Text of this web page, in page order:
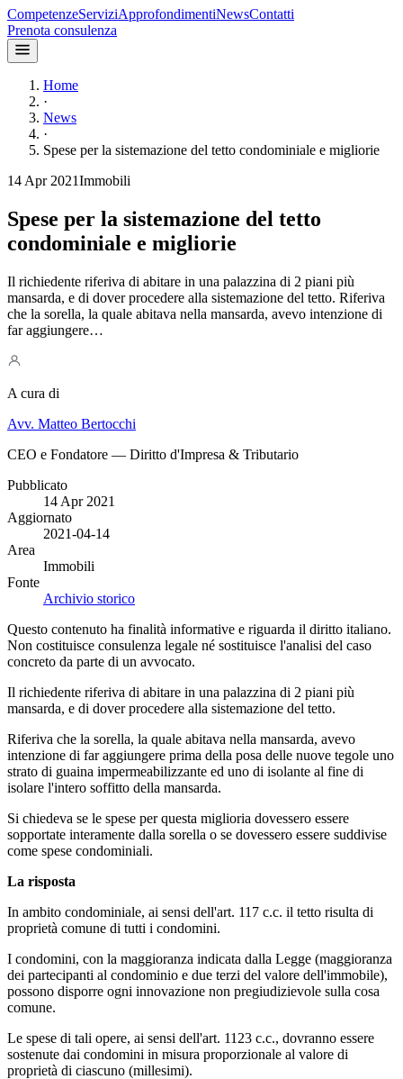
CompetenzeServiziApprofondimentiNewsContatti
Prenota consulenza
Home
·
News
·
Spese per la sistemazione del tetto condominiale e migliorie
14 Apr 2021Immobili
Spese per la sistemazione del tetto
condominiale e migliorie
Il richiedente riferiva di abitare in una palazzina di 2 piani più
mansarda, e di dover procedere alla sistemazione del tetto. Riferiva
che la sorella, la quale abitava nella mansarda, avevo intenzione di
far aggiungere…
A cura di
Avv. Matteo Bertocchi
CEO e Fondatore — Diritto d'Impresa & Tributario
Pubblicato
14 Apr 2021
Aggiornato
2021-04-14
Area
Immobili
Fonte
Archivio storico
Questo contenuto ha finalità informative e riguarda il diritto italiano.
Non costituisce consulenza legale né sostituisce l'analisi del caso
concreto da parte di un avvocato.
Il richiedente riferiva di abitare in una palazzina di 2 piani più
mansarda, e di dover procedere alla sistemazione del tetto.
Riferiva che la sorella, la quale abitava nella mansarda, avevo
intenzione di far aggiungere prima della posa delle nuove tegole uno
strato di guaina impermeabilizzante ed uno di isolante al fine di
isolare l'intero soffitto della mansarda.
Si chiedeva se le spese per questa miglioria dovessero essere
sopportate interamente dalla sorella o se dovessero essere suddivise
come spese condominiali.
La risposta
In ambito condominiale, ai sensi dell'art. 117 c.c. il tetto risulta di
proprietà comune di tutti i condomini.
I condomini, con la maggioranza indicata dalla Legge (maggioranza
dei partecipanti al condominio e due terzi del valore dell'immobile),
possono disporre ogni innovazione non pregiudizievole sulla cosa
comune.
Le spese di tali opere, ai sensi dell'art. 1123 c.c., dovranno essere
sostenute dai condomini in misura proporzionale al valore di
proprietà di ciascuno (millesimi).